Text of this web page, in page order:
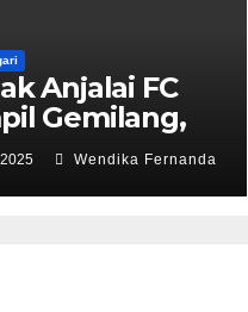
Anjalai FC
Gemilang,
Sarat Kejutan
Wendika Fernanda